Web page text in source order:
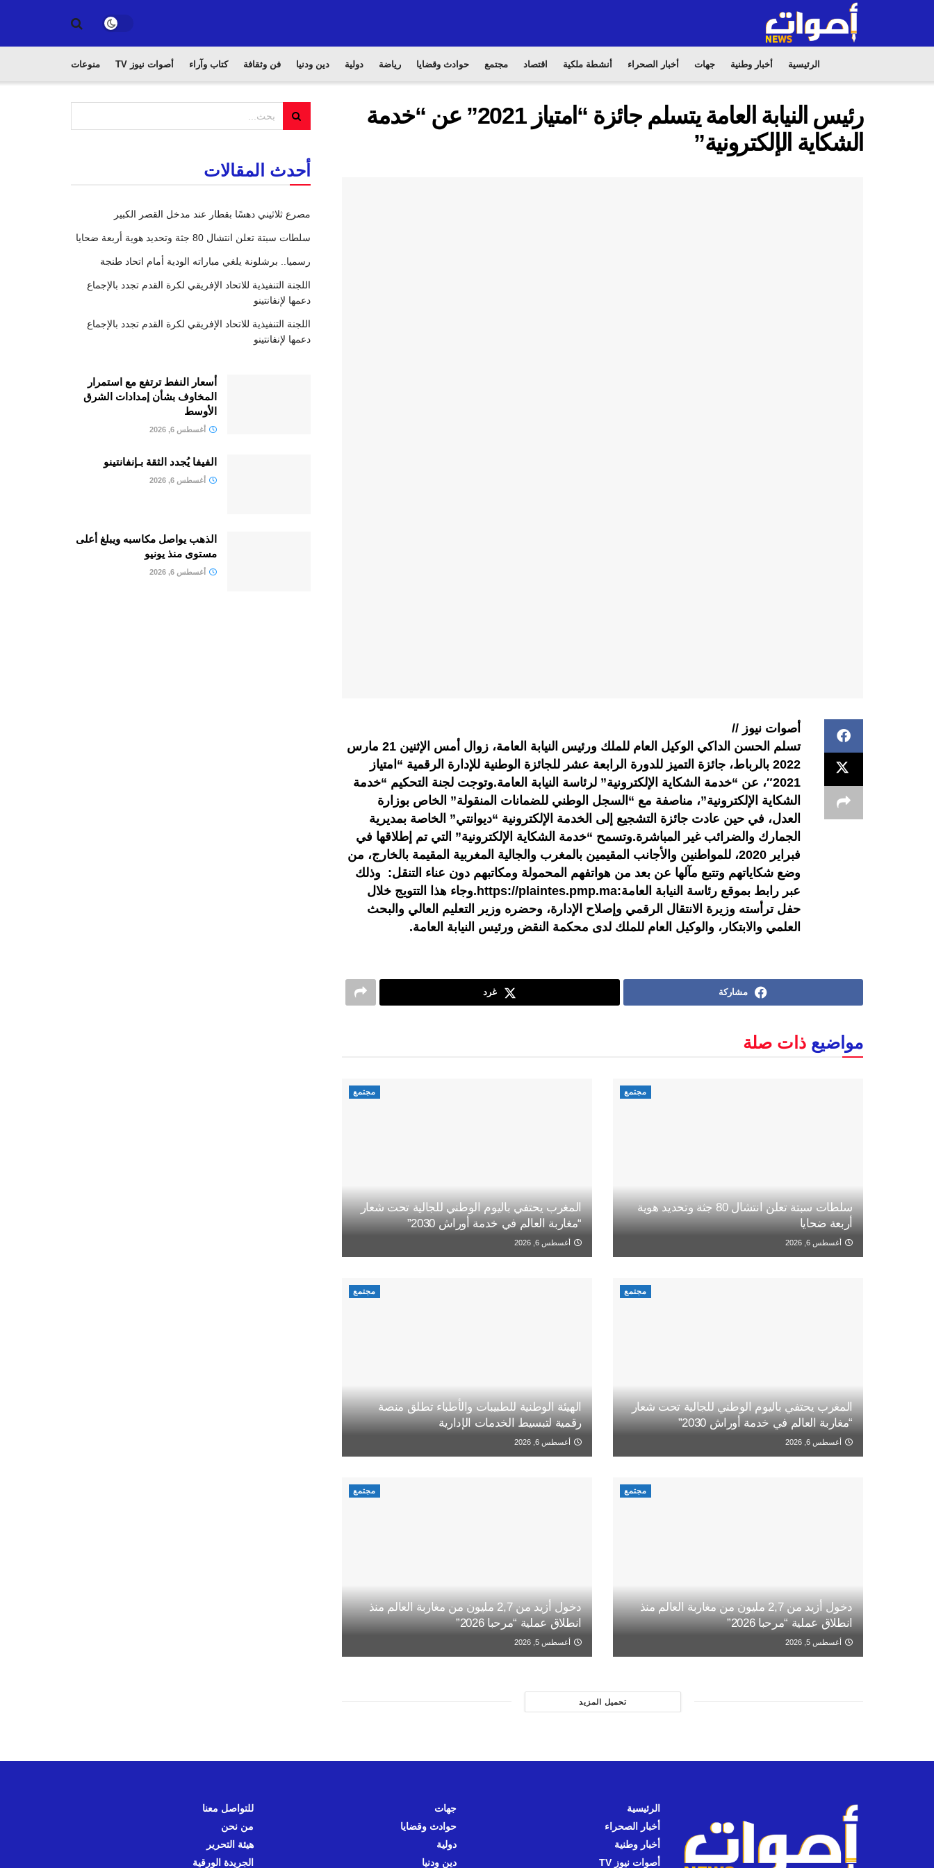
الرئيسية أخبار وطنية جهات أخبار الصحراء أنشطة ملكية اقتصاد مجتمع حوادث وقضايا رياضة دولية دين ودنيا فن وثقافة كتاب وآراء أصوات نيوز TV منوعات
رئيس النيابة العامة يتسلم جائزة “امتياز 2021” عن “خدمة
الشكاية الإلكترونية”
أصوات نيوز //
تسلم الحسن الداكي الوكيل العام للملك ورئيس النيابة العامة، زوال أمس الإثنين 21 مارس
2022 بالرباط، جائزة التميز للدورة الرابعة عشر للجائزة الوطنية للإدارة الرقمية “امتياز
2021″، عن “خدمة الشكاية الإلكترونية” لرئاسة النيابة العامة.وتوجت لجنة التحكيم “خدمة
الشكاية الإلكترونية”، مناصفة مع “السجل الوطني للضمانات المنقولة” الخاص بوزارة
العدل، في حين عادت جائزة التشجيع إلى الخدمة الإلكترونية “ديوانتي” الخاصة بمديرية
الجمارك والضرائب غير المباشرة.وتسمح “خدمة الشكاية الإلكترونية” التي تم إطلاقها في
فبراير 2020، للمواطنين والأجانب المقيمين بالمغرب والجالية المغربية المقيمة بالخارج، من
وضع شكاياتهم وتتبع مآلها عن بعد من هواتفهم المحمولة ومكاتبهم دون عناء التنقل: وذلك
عبر رابط بموقع رئاسة النيابة العامة:https://plaintes.pmp.ma.وجاء هذا التتويج خلال
حفل ترأسته وزيرة الانتقال الرقمي وإصلاح الإدارة، وحضره وزير التعليم العالي والبحث
العلمي والابتكار، والوكيل العام للملك لدى محكمة النقض ورئيس النيابة العامة.
مشاركة غرد
مواضيع ذات صلة
مجتمع
سلطات سبتة تعلن انتشال 80 جثة وتحديد هوية
أربعة ضحايا
أغسطس 6, 2026
مجتمع
المغرب يحتفي باليوم الوطني للجالية تحت شعار
“مغاربة العالم في خدمة أوراش 2030”
أغسطس 6, 2026
مجتمع
المغرب يحتفي باليوم الوطني للجالية تحت شعار
“مغاربة العالم في خدمة أوراش 2030”
أغسطس 6, 2026
مجتمع
الهيئة الوطنية للطبيبات والأطباء تطلق منصة
رقمية لتبسيط الخدمات الإدارية
أغسطس 6, 2026
مجتمع
دخول أزيد من 2,7 مليون من مغاربة العالم منذ
انطلاق عملية “مرحبا 2026”
أغسطس 5, 2026
مجتمع
دخول أزيد من 2,7 مليون من مغاربة العالم منذ
انطلاق عملية “مرحبا 2026”
أغسطس 5, 2026
تحميل المزيد
أحدث المقالات
مصرع ثلاثيني دهسًا بقطار عند مدخل القصر الكبير
سلطات سبتة تعلن انتشال 80 جثة وتحديد هوية أربعة ضحايا
رسميا.. برشلونة يلغي مباراته الودية أمام اتحاد طنجة
اللجنة التنفيذية للاتحاد الإفريقي لكرة القدم تجدد بالإجماع
دعمها لإنفانتينو
اللجنة التنفيذية للاتحاد الإفريقي لكرة القدم تجدد بالإجماع
دعمها لإنفانتينو
أسعار النفط ترتفع مع استمرار
المخاوف بشأن إمدادات الشرق
الأوسط
أغسطس 6, 2026
الفيفا يُجدد الثقة بـإنفانتينو
أغسطس 6, 2026
الذهب يواصل مكاسبه ويبلغ أعلى
مستوى منذ يونيو
أغسطس 6, 2026
الرئيسية
أخبار الصحراء
أخبار وطنية
أصوات نيوز TV
جهات
حوادث وقضايا
دولية
دين ودنيا
للتواصل معنا
من نحن
هيئة التحرير
الجريدة الورقية